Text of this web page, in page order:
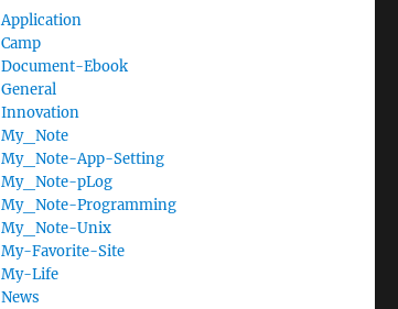
Application
Camp
Document-Ebook
General
Innovation
My_Note
My_Note-App-Setting
My_Note-pLog
My_Note-Programming
My_Note-Unix
My-Favorite-Site
My-Life
News